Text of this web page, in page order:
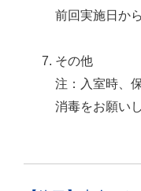
前回実施日か
その他
注：入室時、
消毒をお願い